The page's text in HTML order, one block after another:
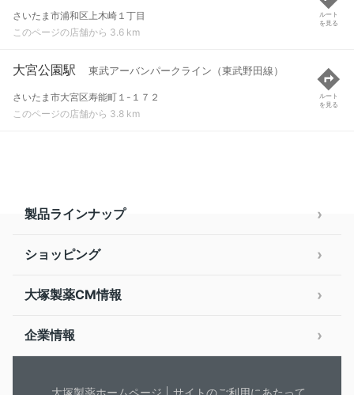
さいたま市浦和区上木崎１丁目
このページの店舗から 3.6 km
ルート
を見る
大宮公園駅 東武アーバンパークライン（東武野田線）
さいたま市大宮区寿能町１-１７２
このページの店舗から 3.8 km
ルート
を見る
製品ラインナップ
ショッピング
大塚製薬CM情報
企業情報